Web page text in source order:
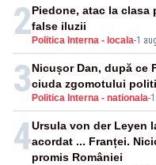
2 Politica Interna - locala-1
Piedone, atac la
false iluzii
3 Politica Interna - nationala-
Nicușor Dan, după ce
ciuda zgomotului
4Ursula von der Leyen
acordat ... Franței.
promis României